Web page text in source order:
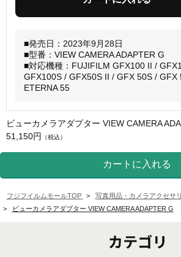
■発売日：2023年9月28日
■型番：VIEW CAMERA ADAPTER G
■対応機種：FUJIFILM GFX100 II /
GFX100S / GFX50S II / GFX 50S / GFX
ETERNA 55
ビューカメラアダプター VIEW CAMERA
51,150円
（税込）
フジフイルムモールTOP > 写真用品・カメラアクセサ
>
ビューカメラアダプター VIEW CAMERA ADAPTER G